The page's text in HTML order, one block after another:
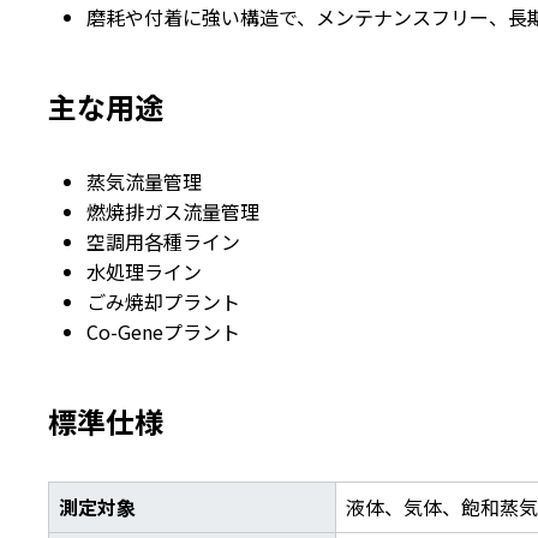
磨耗や付着に強い構造で、メンテナンスフリー、長
主な用途
蒸気流量管理
燃焼排ガス流量管理
空調用各種ライン
水処理ライン
ごみ焼却プラント
Co-Geneプラント
標準仕様
測定対象
液体、気体、飽和蒸気